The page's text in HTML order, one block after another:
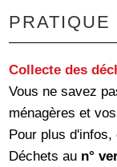
PRATIQUE
Collecte des
Vous ne savez
ménagères et
Pour plus
Déchets au n°